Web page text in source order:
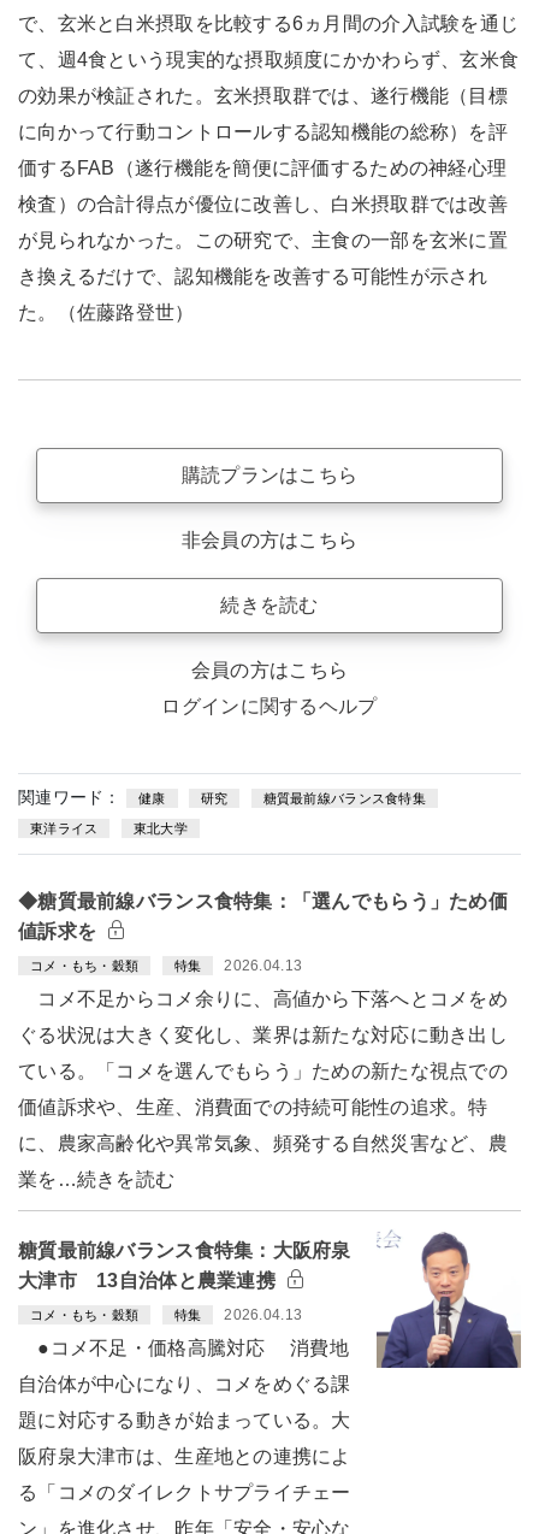
で、玄米と白米摂取を比較する6ヵ月間の介入試験を通じ
て、週4食という現実的な摂取頻度にかかわらず、玄米食
の効果が検証された。玄米摂取群では、遂行機能（目標
に向かって行動コントロールする認知機能の総称）を評
価するFAB（遂行機能を簡便に評価するための神経心理
検査）の合計得点が優位に改善し、白米摂取群では改善
が見られなかった。この研究で、主食の一部を玄米に置
き換えるだけで、認知機能を改善する可能性が示され
た。（佐藤路登世）
購読プランはこちら
非会員の方はこちら
続きを読む
会員の方はこちら
ログインに関するヘルプ
関連ワード： 健康 研究 糖質最前線バランス食特集
東洋ライス 東北大学
◆糖質最前線バランス食特集：「選んでもらう」ため価
値訴求を
コメ・もち・穀類 特集 2026.04.13
コメ不足からコメ余りに、高値から下落へとコメをめ
ぐる状況は大きく変化し、業界は新たな対応に動き出し
ている。「コメを選んでもらう」ための新たな視点での
価値訴求や、生産、消費面での持続可能性の追求。特
に、農家高齢化や異常気象、頻発する自然災害など、農
業を…続きを読む
糖質最前線バランス食特集：大阪府泉
大津市 13自治体と農業連携
コメ・もち・穀類 特集 2026.04.13
●コメ不足・価格高騰対応 消費地
自治体が中心になり、コメをめぐる課
題に対応する動きが始まっている。大
阪府泉大津市は、生産地との連携によ
る「コメのダイレクトサプライチェー
ン」を進化させ、昨年「安全・安心な